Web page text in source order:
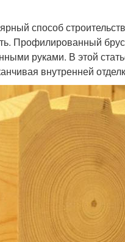
способ
Профилированный
руками. В этой
внутренней